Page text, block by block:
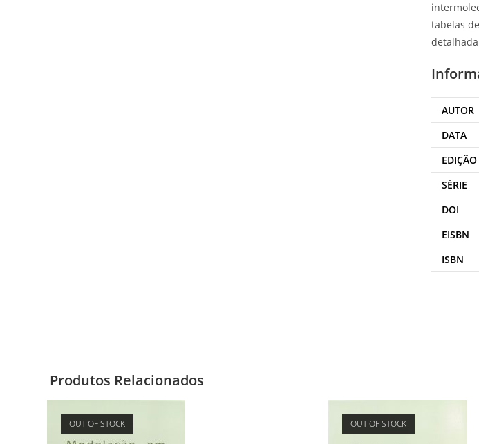
tabelas
AUTOR
DATA
EDIÇÃO
SÉRIE
DOI
EISBN
ISBN
Produtos Relacionados
OUT OF STOCK OUT OF STOCK